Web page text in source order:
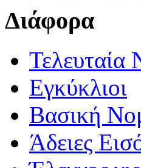
Διάφορα
Τελευταία
Εγκύκλιοι
Βασική
Άδειες